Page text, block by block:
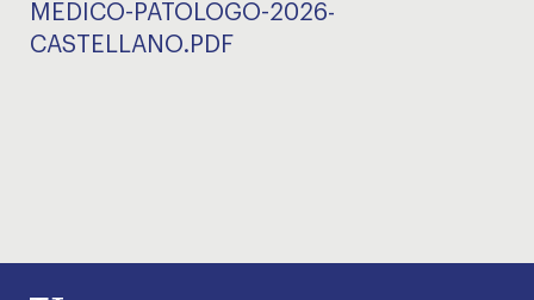
MEDICO-PATOLOGO-2026-
CASTELLANO.PDF